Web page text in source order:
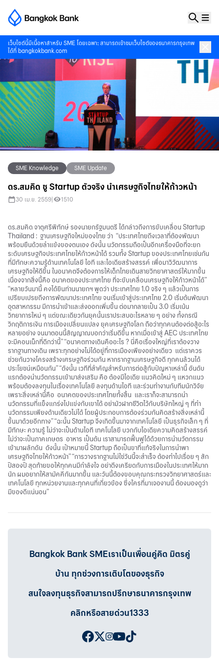
เว็บไซต์นี้มีเนื้อหาสำหรับ SME โดยเฉพาะ สามารถเข้าชมเว็บไซต์ของธนาคารกรุงเทพ
ได้ที่ bangkokbank.com
SME Knowledge SME Update
ดร.สมคิด ชู Startup ตัวจริง นำเศรษฐกิจไทยให้ก้าวหน้า
30 เม.ย. 2559 1510
ดร.สมคิด จาตุศรีพิทักษ์ รองนายกรัฐมนตรี ได้กล่าวถึงการขับเคลื่อน Startup
Thailand : ฐานเศรษฐกิจใหม่ของไทย ว่า “ประเทศไทยถึงเวลาที่ต้องพัฒนา
พร้อมยืนด้วยลำแข้งของตนเอง ดังนั้น นวัตกรรมถือเป็นอีกเครื่องมือที่จะยก
ระดับเศรษฐกิจประเทศไทยให้ก้าวหน้าได้ รวมทั้ง Startup ของประเทศไทยเช่นกัน
ที่มีทักษะความรู้ด้านเทคโนโลยี ไอที และไอเดียสร้างสรรค์ เพื่อมาวิวัฒนาการ
เศรษฐกิจให้ดีขึ้น ในอนาคตจึงต้องการให้เด็กไทยเดินสายวิทยาศาสตร์ให้มากขึ้น
เนื่องจากสิ่งนี้คือ อนาคตของประเทศไทย ที่จะขับเคลื่อนเศรษฐกิจให้ก้าวหน้าได้”
“หลายวันมานี้ คงได้ยินท่านนายกฯ พูดว่า ประเทศไทย 1.0 จริง ๆ แล้วเป็นการ
เปรียบเปรยถึงการพัฒนาประเทศไทย จนเริ่มเข้าสู่ประเทศไทย 2.0 เริ่มต้นพัฒนา
อุตสาหกรรม มีการนำเข้าและส่งออกเพิ่มขึ้น ต่อมากลายเป็น 3.0 เริ่มเน้น
วิทยาการใหม่ ๆ แต่ขณะเดียวกันยุคนั้นเราประสบอะไรหลาย ๆ อย่าง ทั้งกรณี
วิกฤติการเงิน การเมืองเปลี่ยนแปลง ยุคเศรษฐกิจโลก ถือว่าทุกคนต้องต่อสู้อะไร
หลายอย่าง จนมาตอนนี้สัญญาณบอกว่าเริ่มดีขึ้น หากเมื่อเข้าสู่ AEC ประเทศไทย
จะมีคอนเน็กที่ดีกว่านี้” “อนาคตทางเดินคืออะไร ? นี่คือเรื่องใหญ่ที่เราต้องวาง
รากฐานทางเดิน เพราะทุกอย่างไม่ได้อยู่ที่การเมืองเพียงอย่างเดียว แต่เราควร
ช่วยกันวางโครงสร้างเศรษฐกิจร่วมกัน หากรากฐานเศรษฐกิจดี ทุกคนล้วนได้
ประโยชน์เหมือนกัน” “ดังนั้น เวทีที่สำคัญสำหรับการต่อสู้กับปัญหาเหล่านี้ อันดับ
แรกต้องนำนวัตกรรมเข้ามาส่งเสริม คือ ต้องมีไอเดีย แนวคิดใหม่ ๆ แหวกแนว
พร้อมต้องลงทุนในเรื่องเทคโนโลยี ลงทุนด้านไอที และร่วมทำงานกับทีมนักวิจัย
เพราะสิ่งเหล่านี้คือ อนาคตของประเทศไทยทั้งสิ้น และเราก็จะสามารถนำ
นวัตกรรมที่แข็งแกร่งไปแข่งกับเขาได้ อย่ามัวฝากชีวิตไว้กับบริษัทใหญ่ ๆ ที่ทำ
นวัตกรรมเพียงด้านเดียวไม่ได้ โดยผู้ประกอบการต้องร่วมกันคิดสร้างสิ่งเหล่านี้
ขึ้นมาด้วยอีกทาง” “ฉะนั้น Startup จึงเกิดขึ้นมาจากเทคโนโลยี เป็นธุรกิจเล็ก ๆ ที่
มีทักษะ ความรู้ ไม่ว่าจะเป็นด้านไอที เทคโนโลยี บวกกับไอเดียความคิดสร้างสรรค์
ไม่ว่าจะเป็นภาคเกษตร อาหาร เป็นต้น เราสามารถฟื้นฟูได้ด้วยการนำนวัตกรรม
เข้ามาผลักดัน ดังนั้น เป้าหมายนี้ Startup ถือเป็นขาที่แท้จริงในการนำพา
เศรษฐกิจไทยให้ก้าวหน้า” “การวางรากฐานไม่ใช่วันนี้จะสำเร็จ ต้องทำไปเรื่อย ๆ สัก
ปีสองปี สุดท้ายขอให้ทุกคนมีกำลังใจ อย่าตึงเครียดกับการเมืองในประเทศให้มาก
นัก ผมอยากให้สามัคคีกันมากขึ้น และวันนี้ต้องขอบคุณกระทรวงวิทยาศาสตร์และ
เทคโนโลยี ทุกหน่วยงานและทุกคนที่เกี่ยวข้อง ซึ่งใครที่มาเจองานนี้ ต้องมองดูว่า
มีของดีแน่นอน”
Bangkok Bank SMEเราเป็นเพื่อนคู่คิด มิตรคู่
บ้าน ทุกช่วงการเติบโตของธุรกิจ
สนใจลงทุนธุรกิจสามารถปรึกษาธนาคารกรุงเทพ
คลิกหรือสายด่วน1333